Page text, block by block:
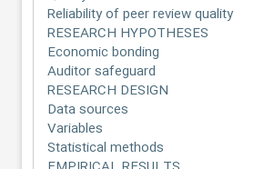
Reliability of peer review quality
RESEARCH HYPOTHESES
Economic bonding
Auditor safeguard
RESEARCH DESIGN
Data sources
Variables
Statistical methods